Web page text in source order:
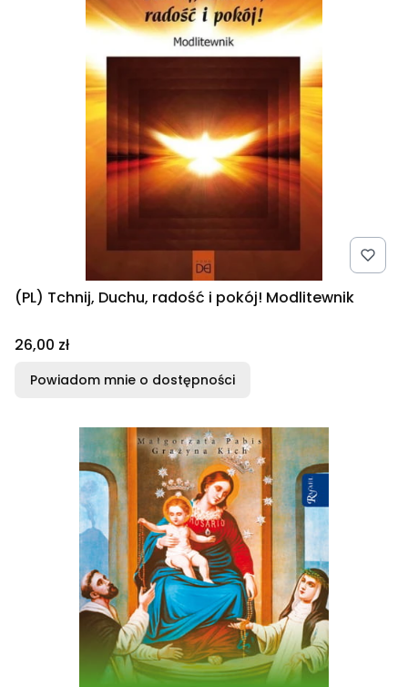
(PL) Tchnij, Duchu, radość i pokój! Modlitewnik
Cena
26,00 zł
Powiadom mnie o dostępności